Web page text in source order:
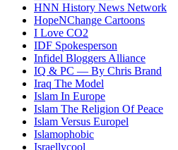
HNN History News Network
HopeNChange Cartoons
I Love CO2
IDF Spokesperson
Infidel Bloggers Alliance
IQ & PC — By Chris Brand
Iraq The Model
Islam In Europe
Islam The Religion Of Peace
Islam Versus Europel
Islamophobic
Israellycool